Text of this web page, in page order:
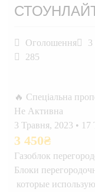
Оголошення 3
285
🔥 Спеціальна
Не Активна
3 Травня, 2023 • 17
3 450₴
Газоблок
Блоки
которые